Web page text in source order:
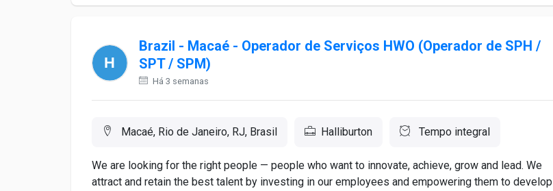
Brazil - Macaé - Operador de Serviços HWO (Operador de SPH /
SPT / SPM)
Há 3 semanas
Macaé, Rio de Janeiro, RJ, Brasil Halliburton Tempo integral
We are looking for the right people — people who want to innovate, achieve, grow and lead. We
attract and retain the best talent by investing in our employees and empowering them to develop